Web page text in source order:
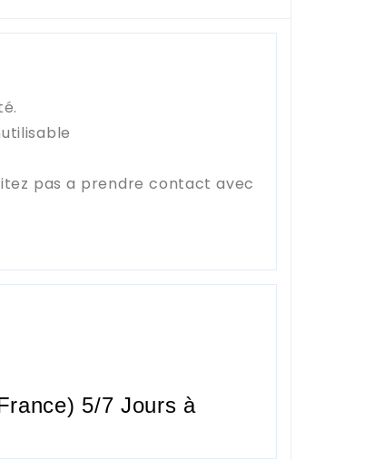
pas a prendre contact avec
5/7 Jours à